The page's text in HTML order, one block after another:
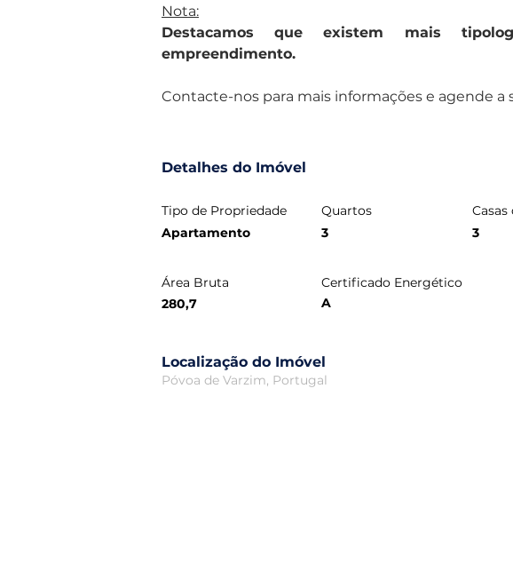
Nota:
Destacamos que existem mais
empreendimento.
Contacte-nos para mais informações e agende a
Detalhes do Imóvel
Tipo de Propriedade
Apartamento
Quartos
3
3
Área Bruta
280,7
Certificado Energético
A
Localização do Imóvel
Póvoa de Varzim, Portugal